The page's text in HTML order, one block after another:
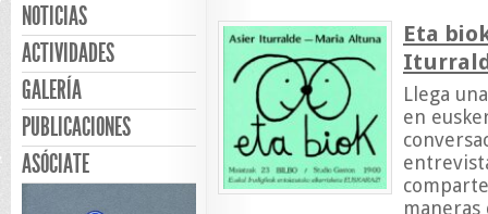
NOTICIAS
ACTIVIDADES
GALERÍA
PUBLICACIONES
ASÓCIATE
Eta
Llega
en